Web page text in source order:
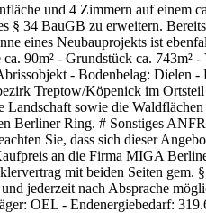
und 4 Zimmern auf einem
34 BauGB zu erweitern.
eines Neubauprojekts ist
90m² - Grundstück ca. 743m²
- Bodenbelag:
Treptow/Köpenick im
sowie die
Berliner Ring. # Sonstiges
dass sich dieser
an die Firma MIGA
mit beiden Seiten
jederzeit nach Absprache
OEL - Endenergiebedarf: